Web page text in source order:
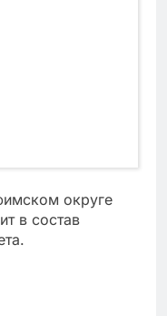
округе
в состав